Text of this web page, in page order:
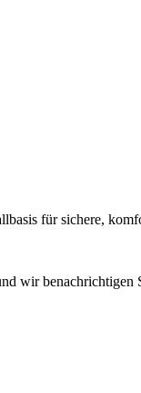
für sichere,
wir benachrichtigen